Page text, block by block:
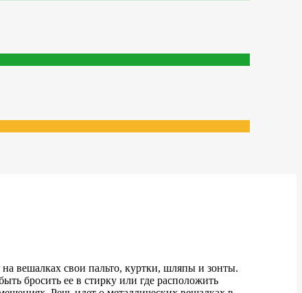
вешалках свои пальто, куртки, шляпы и зонты.
бросить ее в стирку или где расположить